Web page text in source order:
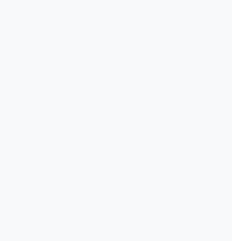
för dig som